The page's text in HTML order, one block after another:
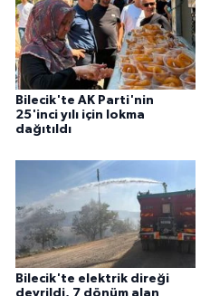
Bilecik'te AK Parti'nin
25'inci yılı için lokma
dağıtıldı
Bilecik'te elektrik direği
devrildi, 7 dönüm alan